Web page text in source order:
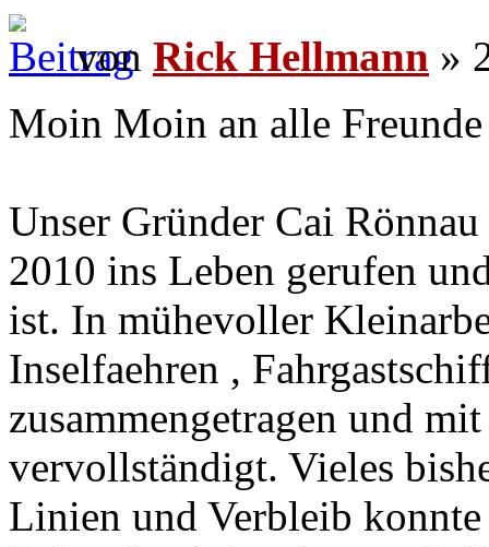
von Rick Hellmann »
Moin Moin an alle
Unser Gründer Cai
2010 ins Leben gerufen
ist. In mühevoller
Inselfaehren ,
zusammengetragen und
vervollständigt. Vieles
Linien und Verbleib